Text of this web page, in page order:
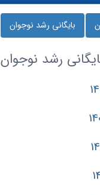
بایگانی رشد نوجوان
رشد نوجوان